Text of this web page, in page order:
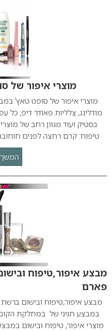
מוצרי איפור של
מוצרי איפור של סופט טאץ’
מודלינג, צלליות פאודר דיפ, כל
בסטיק ועוד מגוון רחב של
טיפוח: קרם רחצה לפנים
פארם
מבצע איפור,טיפוח ובישום
במבצע חגיגי של במחלקת